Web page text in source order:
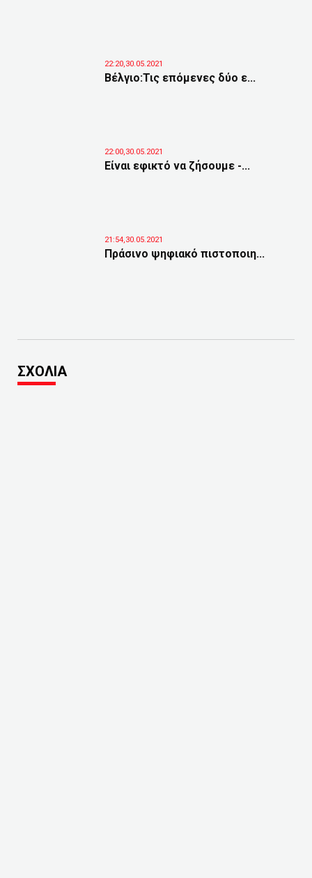
22:20,30.05.2021
Βέλγιο:Τις επόμενες δύο ε...
22:00,30.05.2021
Είναι εφικτό να ζήσουμε -...
21:54,30.05.2021
Πράσινο ψηφιακό πιστοποιη...
ΣΧΟΛΙΑ